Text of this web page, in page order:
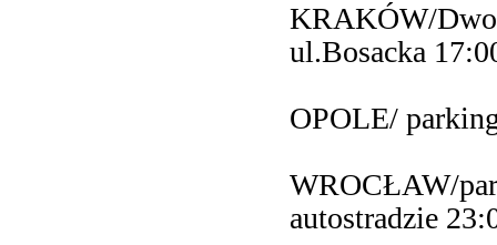
KRAKÓW/
ul.Bosacka
OPOLE/
WROCŁAW/
autostradzie